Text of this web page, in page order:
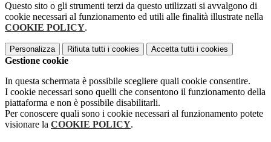
Questo sito o gli strumenti terzi da questo utilizzati si avvalgono di
cookie necessari al funzionamento ed utili alle finalità illustrate nella
COOKIE POLICY.
Personalizza Rifiuta tutti i cookies Accetta tutti i cookies
Gestione cookie
In questa schermata è possibile scegliere quali cookie consentire.
I cookie necessari sono quelli che consentono il funzionamento della
piattaforma e non è possibile disabilitarli.
Per conoscere quali sono i cookie necessari al funzionamento potete
visionare la COOKIE POLICY.